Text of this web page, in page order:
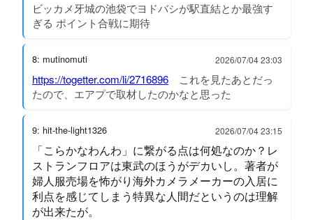
ビッカメ牙城の池袋でヨドバシが駅直結とか最強す
ぎる ポイント合戦に期待
8: mutinomuti 2026/07/04 23:03
https://togetter.com/li/2716896 これを見たあとだっ
たので、エアプで取材したのかなと思った
9: hit-the-light1326 2026/07/04 23:15
「こらかなわんわ」に繋がる点は何処なのか？レ
ストランフロアは東武のほうがデカいし。著者が
婦人服売場を怖がり海外カメラメーカーの入居に
利点を感じてしまう特異な人間だというのは理解
が出来たが。